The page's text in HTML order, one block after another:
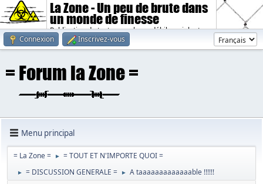
La Zone - Un peu de brute dans
un monde de finesse
Publication de textes sombres, débiles, violents.
Connexion
Inscrivez-vous
Menu principal
= La Zone = ► = TOUT ET N'IMPORTE QUOI =
► = DISCUSSION GENERALE = ► A taaaaaaaaaaaaable !!!!!!